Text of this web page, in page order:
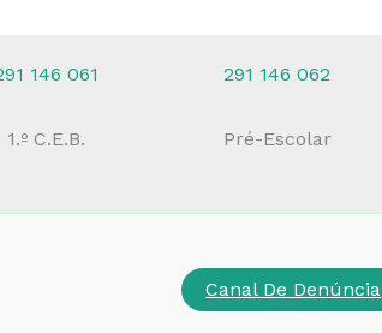
146 061
1.º C.E.B.
291 146 062
Pré-Escolar
Canal De Denúncia